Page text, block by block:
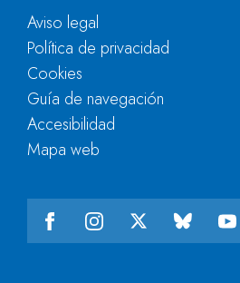
Aviso legal
Política de privacidad
Cookies
Guía de navegación
Accesibilidad
Mapa web